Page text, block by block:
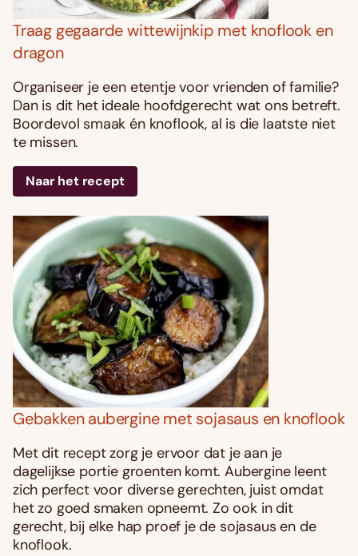
Traag gegaarde wittewijnkip met knoflook en
dragon
Organiseer je een etentje voor vrienden of familie?
Dan is dit het ideale hoofdgerecht wat ons betreft.
Boordevol smaak én knoflook, al is die laatste niet
te missen.
Naar het recept
Gebakken aubergine met sojasaus en knoflook
Met dit recept zorg je ervoor dat je aan je
dagelijkse portie groenten komt. Aubergine leent
zich perfect voor diverse gerechten, juist omdat
het zo goed smaken opneemt. Zo ook in dit
gerecht, bij elke hap proef je de sojasaus en de
knoflook.